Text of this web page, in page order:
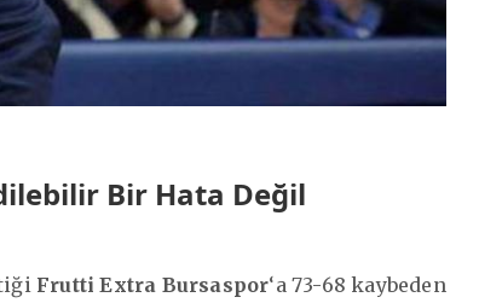
Bir Hata Değil
Frutti Extra Bursaspor‘a 73-68 kaybeden